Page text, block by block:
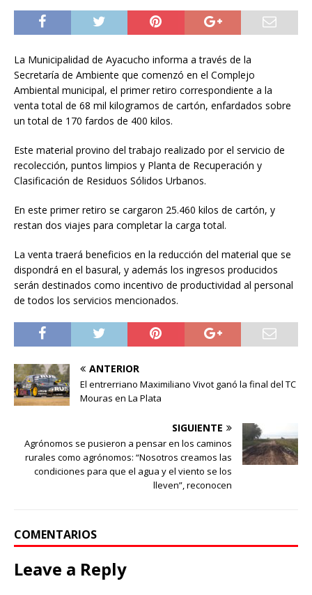
La Municipalidad de Ayacucho informa a través de la
Secretaría de Ambiente que comenzó en el Complejo
Ambiental municipal, el primer retiro correspondiente a la
venta total de 68 mil kilogramos de cartón, enfardados sobre
un total de 170 fardos de 400 kilos.
Este material provino del trabajo realizado por el servicio de
recolección, puntos limpios y Planta de Recuperación y
Clasificación de Residuos Sólidos Urbanos.
En este primer retiro se cargaron 25.460 kilos de cartón, y
restan dos viajes para completar la carga total.
La venta traerá beneficios en la reducción del material que se
dispondrá en el basural, y además los ingresos producidos
serán destinados como incentivo de productividad al personal
de todos los servicios mencionados.
ANTERIOR
El entrerriano Maximiliano Vivot ganó la final del TC
Mouras en La Plata
SIGUIENTE
Agrónomos se pusieron a pensar en los caminos
rurales como agrónomos: “Nosotros creamos las
condiciones para que el agua y el viento se los
lleven”, reconocen
COMENTARIOS
Leave a Reply